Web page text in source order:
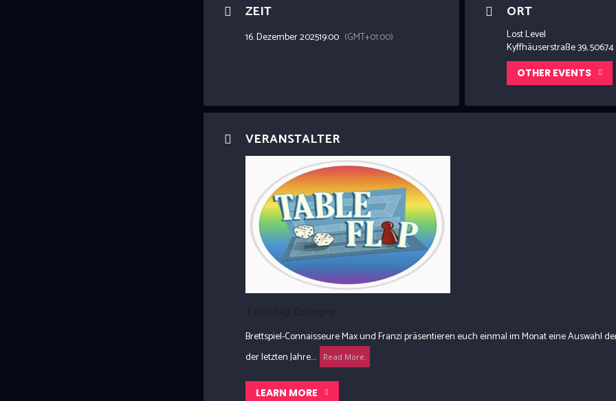
ZEIT
16. Dezember 202519:00 (GMT+01:00)
ORT
Lost Level
Kyffhäuserstraße 39,
OTHER EVENTS
VERANSTALTER
Brettspiel-Connaisseure Max und Franzi präsentieren euch einmal im Monat eine Auswahl
der letzten Jahre....
Read More.
LEARN MORE